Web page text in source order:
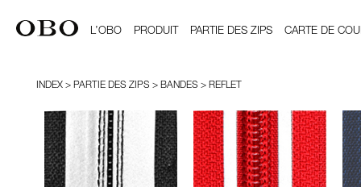
L’OBO PRODUIT PARTIE DES ZIPS CARTE DE
INDEX > PARTIE DES ZIPS > BANDES > REFLET